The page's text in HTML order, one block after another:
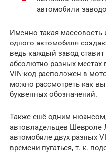
автомобили
Именно такая массовость
одного автомобиля
ведь каждый завод
абсолютно разных
VIN-код расположен в
можно рассмотреть как
буквенных обозначений.
Также ещё одним
автовладельцев Шевроле
автомобиле двух разных
времени пугаться, т. к.